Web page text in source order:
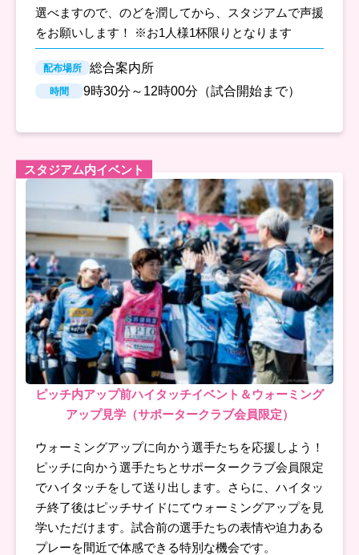
選べますので、のどを潤してから、スタジアムで声援
をお願いします！ ※お1人様1杯限りとなります
配布場所 総合案内所
時間 9時30分～12時00分（試合開始まで）
スタジアム内イベント
ピッチ内アップ前ハイタッチイベント＆ウォーミング
アップ見学（サポータークラブ会員限定）
ウォーミングアップに向かう選手たちを応援しよう！
ピッチに向かう選手たちとサポータークラブ会員限定
でハイタッチをして送り出します。さらに、ハイタッ
チ終了後はピッチサイドにてウォーミングアップを見
学いただけます。試合前の選手たちの表情や迫力ある
プレーを間近で体感できる特別な機会です。